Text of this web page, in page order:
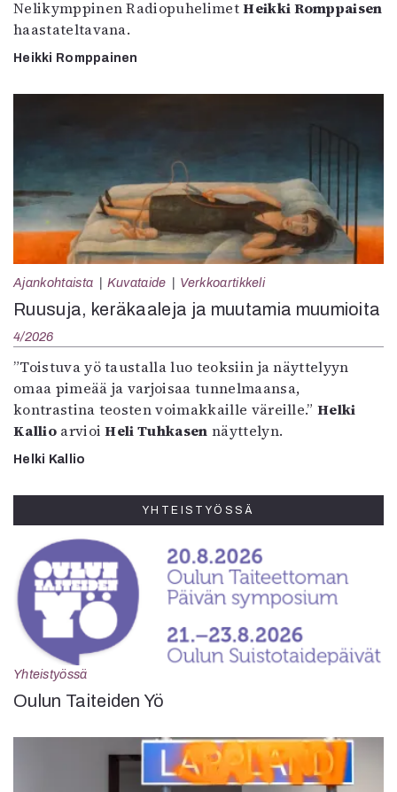
Nelikymppinen RadiopuhelimetHeikki Romppaisen
haastateltavana.
Heikki Romppainen
Ajankohtaista Kuvataide Verkkoartikkeli
Ruusuja, keräkaaleja ja muutamia muumioita
4/2026
”Toistuva yö taustalla luo teoksiin ja näyttelyyn
omaa pimeää ja varjoisaa tunnelmaansa,
kontrastina teosten voimakkaille väreille.”Helki
KallioarvioiHeli Tuhkasen näyttelyn.
Helki Kallio
YHTEISTYÖSSÄ
Yhteistyössä
Oulun Taiteiden Yö